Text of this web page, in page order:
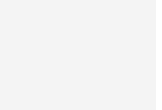
Informatör/
Sjuksköterska,